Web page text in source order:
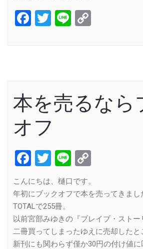
Facebook
Twitter
Line
本を売るなら
オフ
Facebook
Twitter
Line
こんにちは、樋口です。
年初にブックオフで本を売ってきまし
TOTALで255冊。
以前宮部みゆきの『ブレイブ・スト
二冊買ってしまったゆえに売却したと
新刊にも関わらず僅か30円の付け値